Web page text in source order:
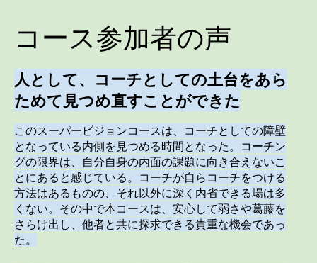
コース参加者の声
人として、コーチとしての土台をあら
ためて見つめ直すことができた
このスーパービジョンコースは、コーチとしての障壁
となっている内側を見つめる時間となった。コーチン
グの限界は、自分自身の内面の課題に向き合えないこ
とにあると感じている。コーチが自らコーチをつける
方法はあるものの、それ以外に深く内省できる場は多
くない。その中で本コースは、安心して弱さや葛藤を
さらけ出し、他者と共に探求できる貴重な機会であっ
た。